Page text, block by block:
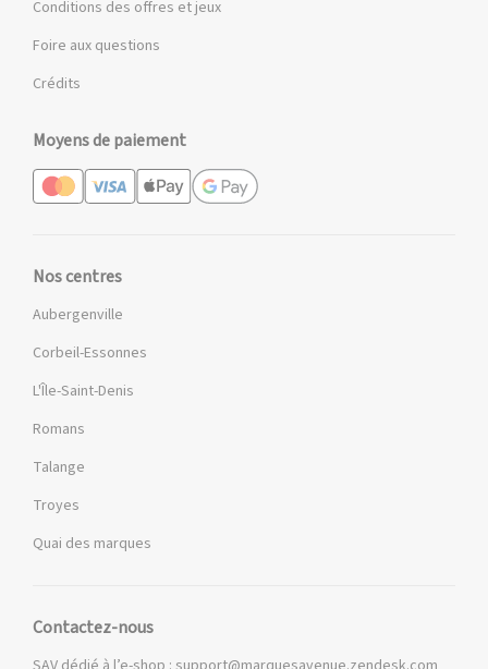
Conditions des offres et jeux
Foire aux questions
Crédits
Moyens de paiement
Nos centres
Aubergenville
Corbeil-Essonnes
L'Île-Saint-Denis
Romans
Talange
Troyes
Quai des marques
Contactez-nous